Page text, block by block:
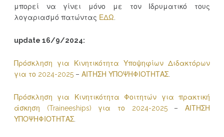
μπορεί να γίνει μόνο με τον Ιδρυματικό τους
λογαριασμό πατώντας ΕΔΩ
update 16/9/2024:
Πρόσκληση για Κινητικότητα Υποψηφίων Διδακτόρων
για το 2024-2025– ΑΙΤΗΣΗ ΥΠΟΨΗΦΙΟΤΗΤΑΣ.
Πρόσκληση για Κινητικότητα Φοιτητών για πρακτική
άσκηση (Traineeships) για το 2024-2025–ΑΙΤΗΣΗ
ΥΠΟΨΗΦΙΟΤΗΤΑΣ.